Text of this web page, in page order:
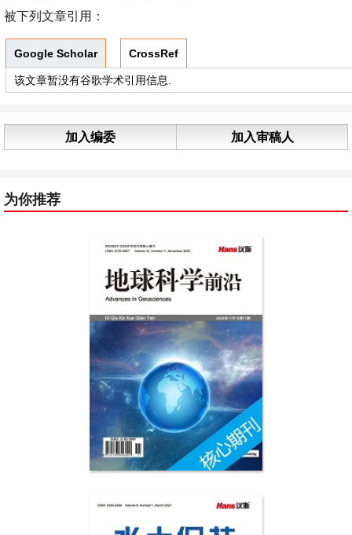
被下列文章引用：
Google Scholar CrossRef
该文章暂没有谷歌学术引用信息.
加入编委 加入审稿人
为你推荐